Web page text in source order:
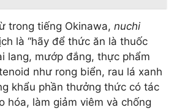
trong tiếng Okinawa, nuchi
là “hãy để thức ăn là thuốc
lang, mướp đắng, thực phẩm
như rong biển, rau lá xanh
khẩu phần thưởng thức có tác
hóa, làm giảm viêm và chống